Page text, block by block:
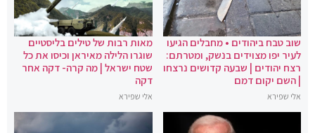
שוב טבח ביהודים • מחבלים הגיעו
לעיר יפו מצוידים בנשק, ומטרתם:
רצח יהודים | שבעה קדושים נרצחו
| השם יקום דמם
אלי שפירא
מאות רבות של טילים בליסטיים
שוגרו הלילה מאיראן וכיסו את כל
שטח ישראל | מה קרה- דקה אחר
דקה
אלי שפירא